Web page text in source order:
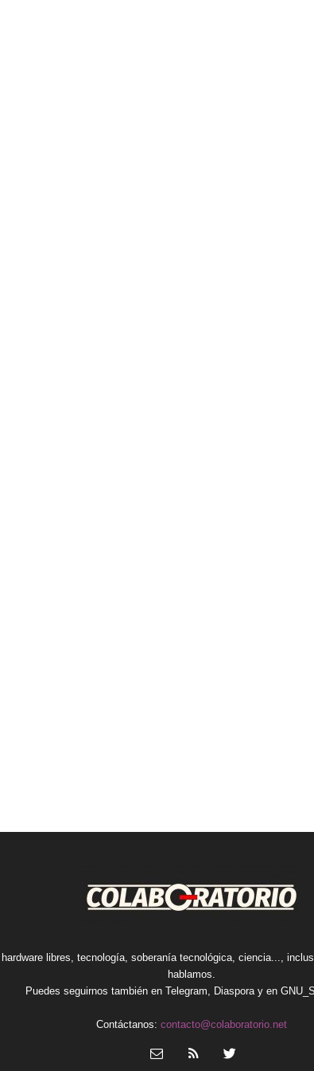
libres, tecnología, soberanía tecnológica, ciencia...,
hablamos.
Puedes seguirnos también en Telegram, Diasporay en
Contáctanos: contacto@colaboratorio.net